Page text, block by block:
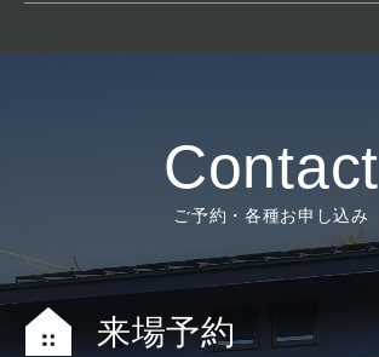
Contact
ご予約・各種お申し込み
来場予約